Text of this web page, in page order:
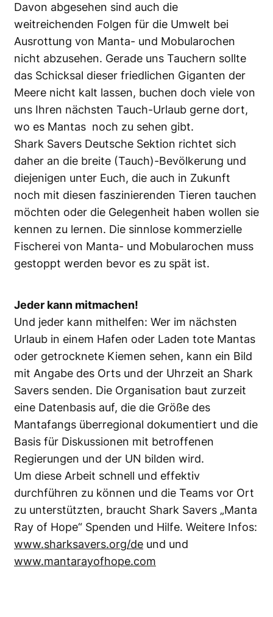
Davon abgesehen sind auch die
weitreichenden Folgen für die Umwelt bei
Ausrottung von Manta- und Mobularochen
nicht abzusehen. Gerade uns Tauchern sollte
das Schicksal dieser friedlichen Giganten der
Meere nicht kalt lassen, buchen doch viele von
uns Ihren nächsten Tauch-Urlaub gerne dort,
wo es Mantas noch zu sehen gibt.
Shark Savers Deutsche Sektion richtet sich
daher an die breite (Tauch)-Bevölkerung und
diejenigen unter Euch, die auch in Zukunft
noch mit diesen faszinierenden Tieren tauchen
möchten oder die Gelegenheit haben wollen sie
kennen zu lernen. Die sinnlose kommerzielle
Fischerei von Manta- und Mobularochen muss
gestoppt werden bevor es zu spät ist.
Jeder kann mitmachen!
Und jeder kann mithelfen: Wer im nächsten
Urlaub in einem Hafen oder Laden tote Mantas
oder getrocknete Kiemen sehen, kann ein Bild
mit Angabe des Orts und der Uhrzeit an Shark
Savers senden. Die Organisation baut zurzeit
eine Datenbasis auf, die die Größe des
Mantafangs überregional dokumentiert und die
Basis für Diskussionen mit betroffenen
Regierungen und der UN bilden wird.
Um diese Arbeit schnell und effektiv
durchführen zu können und die Teams vor Ort
zu unterstützten, braucht Shark Savers „Manta
Ray of Hope“ Spenden und Hilfe. Weitere Infos:
www.sharksavers.org/de und und
www.mantarayofhope.com